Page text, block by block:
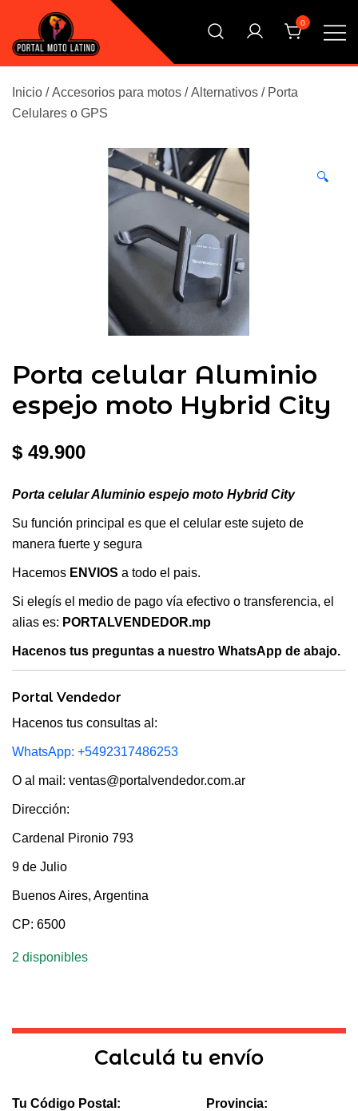
contenido
Argentina
El Primer Shopping Multi Comercios de la Moto Online
0
Inicio /Accesorios para motos /Alternativos / Porta
Celulares o GPS
🔍
Porta celular Aluminio
espejo moto Hybrid City
$ 49.900
Porta celular Aluminio espejo moto Hybrid City
Su función principal es que el celular este sujeto de
manera fuerte y segura
Hacemos ENVIOS a todo el pais.
Si elegís el medio de pago vía efectivo o transferencia, el
alias es: PORTALVENDEDOR.mp
Hacenos tus preguntas a nuestro WhatsApp de abajo.
Portal Vendedor
Hacenos tus consultas al:
WhatsApp: +5492317486253
O al mail: ventas@portalvendedor.com.ar
Dirección:
Cardenal Pironio 793
9 de Julio
Buenos Aires, Argentina
CP: 6500
2 disponibles
Calculá tu envío
Tu Código Postal: Provincia: